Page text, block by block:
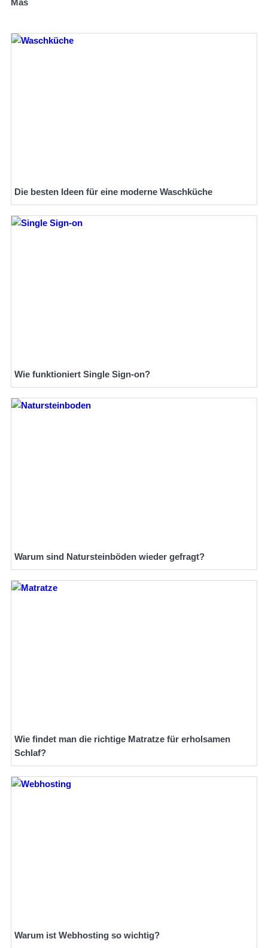
Mas
Die besten Ideen für eine moderne Waschküche
Wie funktioniert Single Sign-on?
Warum sind Natursteinböden wieder gefragt?
Wie findet man die richtige Matratze für erholsamen
Schlaf?
Warum ist Webhosting so wichtig?